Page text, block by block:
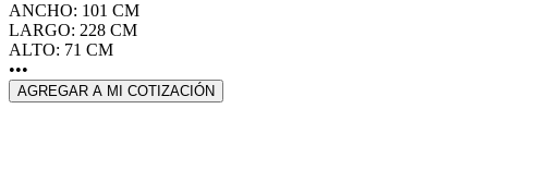
ANCHO: 101 CM
LARGO: 228 CM
ALTO: 71 CM
•••
AGREGAR A MI COTIZACIÓN